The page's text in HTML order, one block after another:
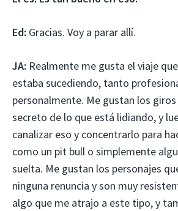
Ed: Gracias. Voy a parar allí.
JA: Realmente me gusta el viaje
estaba sucediendo, tanto
personalmente. Me gustan los
secreto de lo que está lidiando, y
canalizar eso y concentrarlo para
como un pit bull o simplemente
suelta. Me gustan los personajes
ninguna renuncia y son muy
algo que me atrajo a este tipo, y